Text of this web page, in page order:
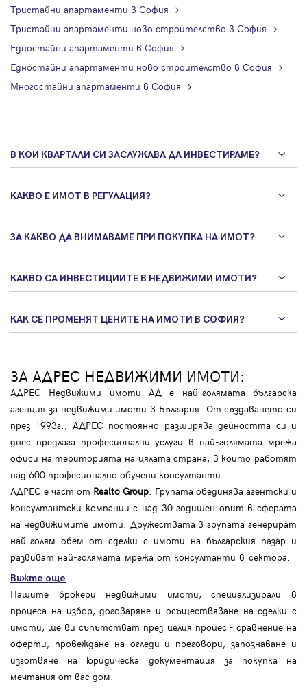
Тристайни апартаменти в София
Тристайни апартаменти ново строителство в София
Едностайни апартаменти в София
Едностайни апартаменти ново строителство в София
Многостайни апартаменти в София
В КОИ КВАРТАЛИ СИ ЗАСЛУЖАВА ДА ИНВЕСТИРАМЕ?
КАКВО Е ИМОТ В РЕГУЛАЦИЯ?
ЗА КАКВО ДА ВНИМАВАМЕ ПРИ ПОКУПКА НА ИМОТ?
КАКВО СА ИНВЕСТИЦИИТЕ В НЕДВИЖИМИ ИМОТИ?
КАК СЕ ПРОМЕНЯТ ЦЕНИТЕ НА ИМОТИ В СОФИЯ?
ЗА АДРЕС НЕДВИЖИМИ ИМОТИ:
АДРЕС Недвижими имоти АД е най-голямата българска
агенция за недвижими имоти в България. От създаването си
през 1993г., АДРЕС постоянно разширява дейността си и
днес предлага професионални услуги в най-голямата мрежа
офиси на територията на цялата страна, в които работят
над 600 професионално обучени консултанти.
АДРЕС е част от Realto Group. Групата обединява агентски и
консултантски компании с над 30 годишен опит в сферата
на недвижимите имоти. Дружествата в групата генерират
най-голям обем от сделки с имоти на българския пазар и
развиват най-голямата мрежа от консултанти в сектора.
Вижте още
Нашите брокери недвижими имоти, специализирали в
процеса на избор, договаряне и осъществяване на сделки с
имоти, ще ви съпътстват през целия процес - сравнение на
оферти, провеждане на огледи и преговори, запознаване и
изготвяне на юридическа документация за покупка на
мечтания от вас дом.